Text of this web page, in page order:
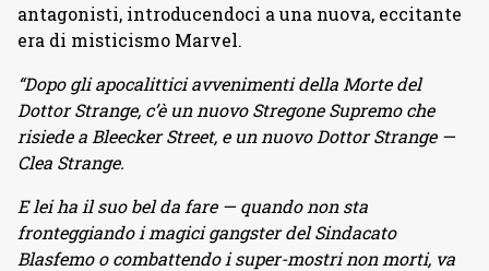
antagonisti, introducendoci a una nuova, eccitante
era di misticismo Marvel.
“Dopo gli apocalittici avvenimenti della Morte del
Dottor Strange, c’è un nuovo Stregone Supremo che
risiede a Bleecker Street, e un nuovo Dottor Strange —
Clea Strange.
E lei ha il suo bel da fare — quando non sta
fronteggiando i magici gangster del Sindacato
Blasfemo o combattendo i super-mostri non morti, va